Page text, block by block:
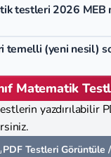
testleri 2026 MEB
temelli (yeni nesil)
Matematik
yazdırılabilir
PDF Testleri Görüntüle